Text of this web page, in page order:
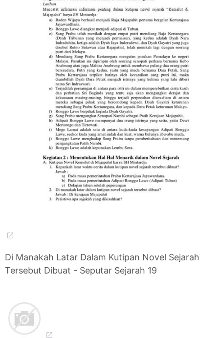
Di Manakah Latar Dalam Kutipan Novel Sejarah
Tersebut Dibuat - Seputar Sejarah 19